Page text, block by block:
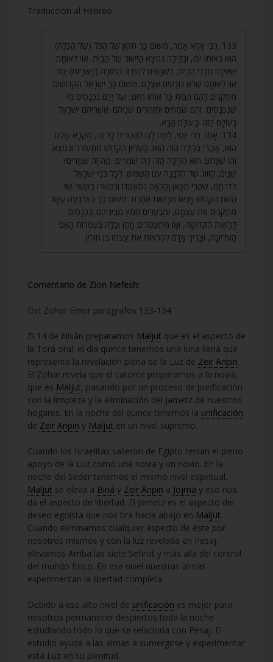
Traducción al Hebreo:
133. רַבִּי אָחָא אָמַר, מִשּׁוּם כָּךְ תִּקּוּן שֶׁל הַכֹּל (שֶׁל הַכַּלָּה)
הוּא בְּאוֹתוֹ יוֹם, וּבַלַּיְלָה נִמְצָא הַיִּשּׁוּב שֶׁל הַבַּיִת. אוֹי לְאוֹתָם
שֶׁאֵינָם מִבְּנֵי הַבַּיִת, כְּשֶׁבָּאִים לְהִזְדַּוֵּג הַתּוֹרָה (הָאֲרָיוֹת) יַחַד.
אוֹי לְאוֹתָם שֶׁלֹּא נוֹדָעִים אֶצְלָם. מִשּׁוּם כָּךְ יִשְׂרָאֵל הַקְּדוֹשִׁים
מְתַקְּנִים לָהֶם הַבַּיִת כָּל אוֹתוֹ הַיּוֹם, וְעַל יָדָם נִכְנָסִים מִי
שֶׁנִּכְנָסִים, וְהֵם שְׂמֵחִים וּמְזַמְּרִים שְׁנֵיהֶם. אַשְׁרֵיהֶם יִשְׂרָאֵל
בָּעוֹלָם הַזֶּה וּבָעוֹלָם הַבָּא.
134. אָמַר רַבִּי יוֹסֵי, לָמָּה לָנוּ לְהַטְרִיחַ כָּל זֶה, מִקְרָא שָׁלֵם
הוּא, שֶׁהֲרֵי בַּלַּיְלָה הַזֶּה הַזִּוּוּג הָעֶלְיוֹן הַקָּדוֹשׁ מִתְעוֹרֵר וְנִמְצָא.
זֶהוּ שֶׁכָּתוּב הוּא הַלַּיְלָה הַזֶּה לַה’ שִׁמֻּרִים. מַה זֶּה שִׁמֻּרִים?
שְׁנַיִם, הַזִּוּוּג שֶׁל הַלְּבָנָה עִם הַשֶּׁמֶשׁ. לְכָל בְּנֵי יִשְׂרָאֵל
לְדֹרֹתָם, שֶׁהֲרֵי מִכָּאן וָהָלְאָה נִתְאַחֲדוּ וְנִקְשְׁרוּ בַקֶּשֶׁר שֶׁל
הַשֵּׁם הַקָּדוֹשׁ וְיָצְאוּ מֵרָשׁוּת אַחֶרֶת. מִשּׁוּם כָּךְ בְּאַרְבָּעָה עָשָׂר
מְתַקְּנִים אֶת עַצְמָם, וּמְבַעֲרִים חָמֵץ מִבֵּינֵיהֶם וְנִכְנָסִים
לָרָשׁוּת הַקְּדוֹשָׁה, וְאָז מִתְעַטְּרִים חָתָן וְכַלָּה בְּעַטְרוֹת הָאֵם
הָעֶלְיוֹנָה, וְצָרִיךְ אָדָם לְהַרְאוֹת אֶת עַצְמוֹ בֶּן חוֹרִין.
Comentario de Zion Nefesh:
Del Zohar Emor parágrafos 133-134
El 14 de Nisán preparamos Maljut que es el aspecto de
la Torá oral; el día quince tenemos una luna llena que
representa la revelación plena de la Luz de Zeir Anpin.
El Zohar revela que el catorce preparamos a la novia,
que es Maljut, pasando por un proceso de purificación
con la limpieza y la eliminación del jametz de nuestros
hogares. En la noche del quince tenemos la unificación
de Zeir Anpin y Maljut en un nivel supremo.
Cuando los Israelitas salieron de Egipto tenían el pleno
apoyo de la Luz como una novia y un novio. En la
noche del Seder tenemos el mismo nivel espiritual.
Maljut se eleva a Biná y Zeir Anpin a Jojmá y eso nos
da el aspecto de libertad. El Jametz es el aspecto del
deseo egoísta que nos tira hacia abajo en Maljut.
Cuando eliminamos cualquier aspecto de éste por
nosotros mismos y con la luz revelada en Pesaj,
elevamos Arriba las siete Sefirot y más allá del control
del mundo físico. En ese nivel nuestras almas
experimentan la libertad completa.
Debido a ese alto nivel de unificación es mejor para
nosotros permanecer despiertos toda la noche
estudiando todo lo que se relaciona con Pesaj. El
estudio ayuda a las almas a sumergirse y experimentar
esta Luz en su plenitud.